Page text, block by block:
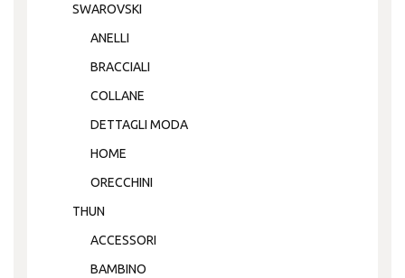
SWAROVSKI
ANELLI
BRACCIALI
COLLANE
DETTAGLI MODA
HOME
ORECCHINI
THUN
ACCESSORI
BAMBINO